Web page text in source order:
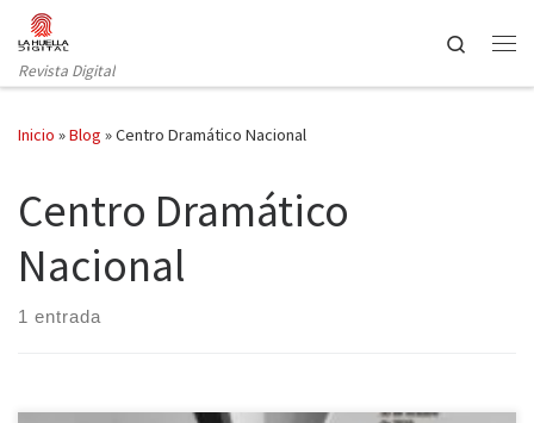
Saltar al contenido
Revista Digital
Search
Inicio »Blog »Centro Dramático Nacional
Centro Dramático
Nacional
1 entrada